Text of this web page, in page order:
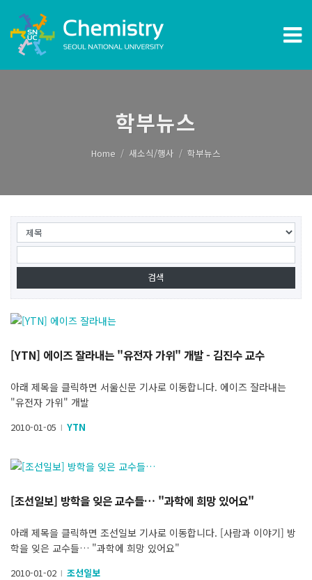
학부뉴스
Home 새소식/행사 학부뉴스
[YTN] 에이즈 잘라내는 "유전자 가위" 개발 - 김진수 교수
아래 제목을 클릭하면 서울신문 기사로 이동합니다. 에이즈 잘라내는
"유전자 가위" 개발
2010-01-05 l YTN
[조선일보] 방학을 잊은 교수들… "과학에 희망 있어요"
아래 제목을 클릭하면 조선일보 기사로 이동합니다. [사람과 이야기] 방
학을 잊은 교수들… "과학에 희망 있어요"
2010-01-02 l 조선일보